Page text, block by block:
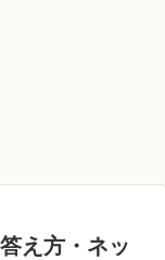
え方・ネッ